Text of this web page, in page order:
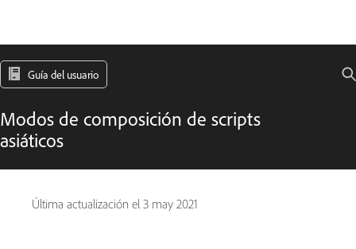
Guía del usuario
Modos de composición de scripts
asiáticos
Última actualización el 3 may 2021